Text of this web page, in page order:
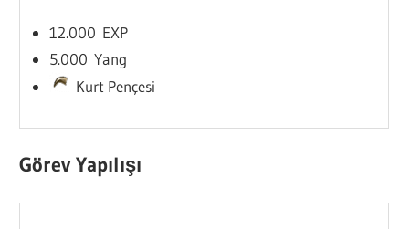
12.000 EXP
5.000 Yang
Kurt Pençesi
Görev Yapılışı